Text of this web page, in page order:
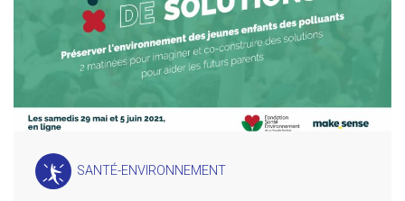
SANTÉ-ENVIRONNEMENT